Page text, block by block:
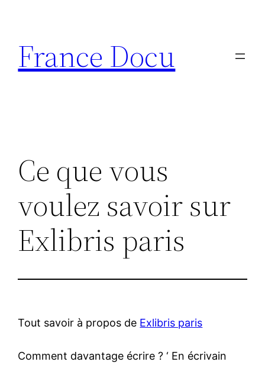
contenu
France Docu
Ce que vous
voulez savoir sur
Exlibris paris
Tout savoir à propos de Exlibris paris
Comment davantage écrire ? ‘ En écrivain